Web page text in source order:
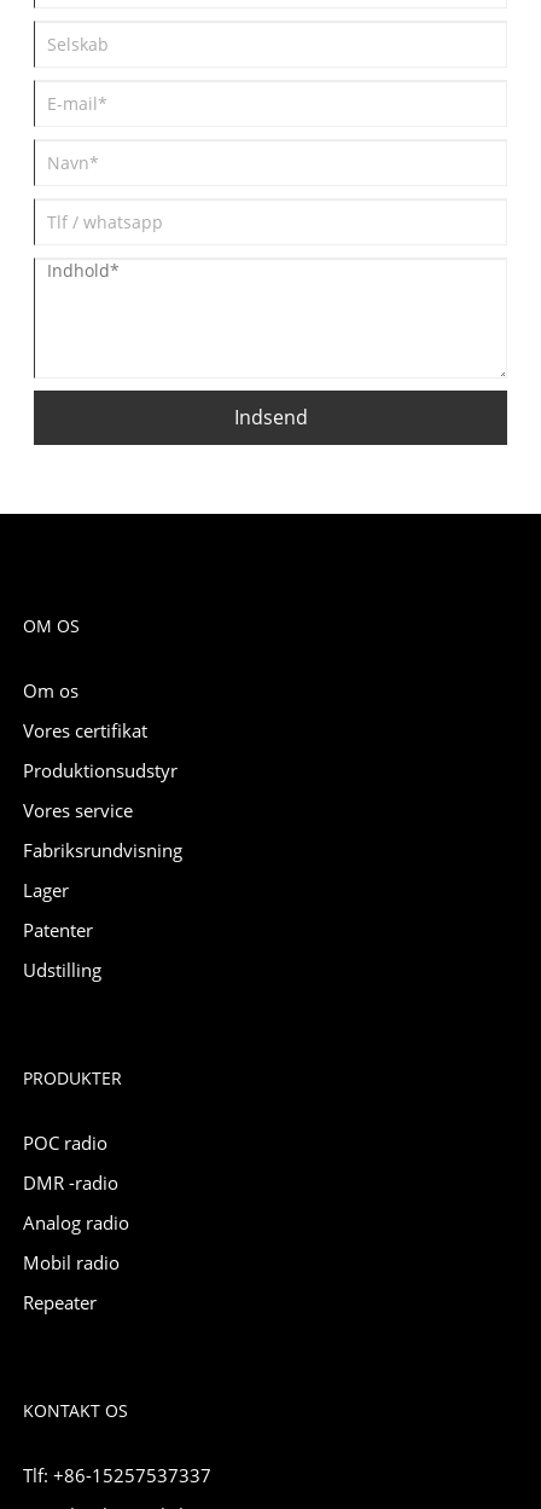
Indsend
OM OS
Om os
Vores certifikat
Produktionsudstyr
Vores service
Fabriksrundvisning
Lager
Patenter
Udstilling
PRODUKTER
POC radio
DMR -radio
Analog radio
Mobil radio
Repeater
KONTAKT OS
Tlf: +86-15257537337